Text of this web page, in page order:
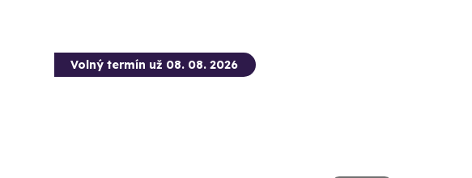
Volný termín už 08. 08. 2026